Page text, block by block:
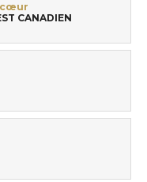
cœur
CANADIEN